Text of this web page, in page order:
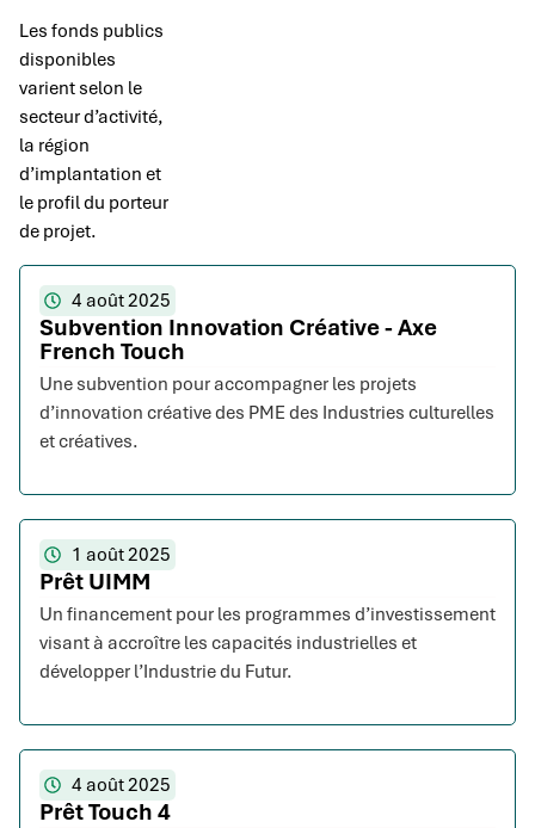
Les fonds publics
disponibles
varient selon le
secteur d’activité,
la région
d’implantation et
le profil du porteur
de projet.
4 août 2025
Subvention Innovation Créative - Axe
French Touch
Une subvention pour accompagner les projets
d’innovation créative des PME des Industries culturelles
et créatives.
1 août 2025
Prêt UIMM
Un financement pour les programmes d’investissement
visant à accroître les capacités industrielles et
développer l’Industrie du Futur.
4 août 2025
Prêt Touch 4